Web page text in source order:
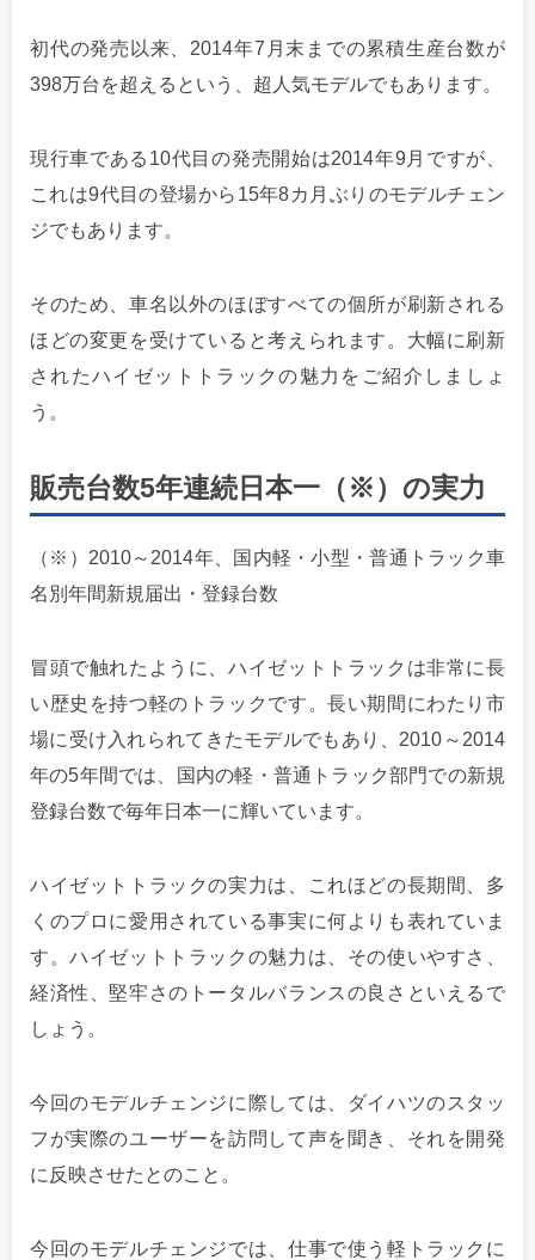
初代の発売以来、2014年7月末までの累積生産台数が
398万台を超えるという、超人気モデルでもあります。
現行車である10代目の発売開始は2014年9月ですが、
これは9代目の登場から15年8カ月ぶりのモデルチェン
ジでもあります。
そのため、車名以外のほぼすべての個所が刷新される
ほどの変更を受けていると考えられます。大幅に刷新
されたハイゼットトラックの魅力をご紹介しましょ
う。
販売台数5年連続日本一（※）の実力
（※）2010～2014年、国内軽・小型・普通トラック車
名別年間新規届出・登録台数
冒頭で触れたように、ハイゼットトラックは非常に長
い歴史を持つ軽のトラックです。長い期間にわたり市
場に受け入れられてきたモデルでもあり、2010～2014
年の5年間では、国内の軽・普通トラック部門での新規
登録台数で毎年日本一に輝いています。
ハイゼットトラックの実力は、これほどの長期間、多
くのプロに愛用されている事実に何よりも表れていま
す。ハイゼットトラックの魅力は、その使いやすさ、
経済性、堅牢さのトータルバランスの良さといえるで
しょう。
今回のモデルチェンジに際しては、ダイハツのスタッ
フが実際のユーザーを訪問して声を聞き、それを開発
に反映させたとのこと。
今回のモデルチェンジでは、仕事で使う軽トラックに